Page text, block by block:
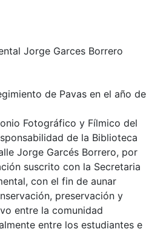
Jorge Garces Borrero
de Pavas en el año de
Fotográfico y Fílmico del
de la Biblioteca
Jorge Garcés Borrero, por
suscrito con la Secretaria
con el fin de aunar
preservación y
entre la comunidad
entre los estudiantes e